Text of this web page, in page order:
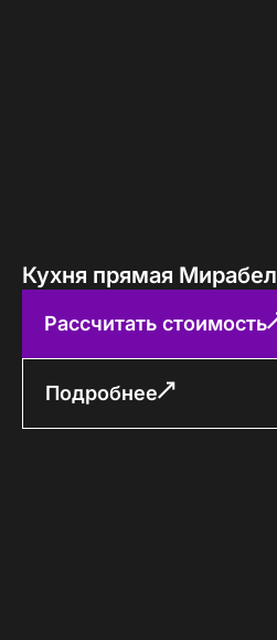
Кухня прямая
Рассчитать стоимость
Подробнее